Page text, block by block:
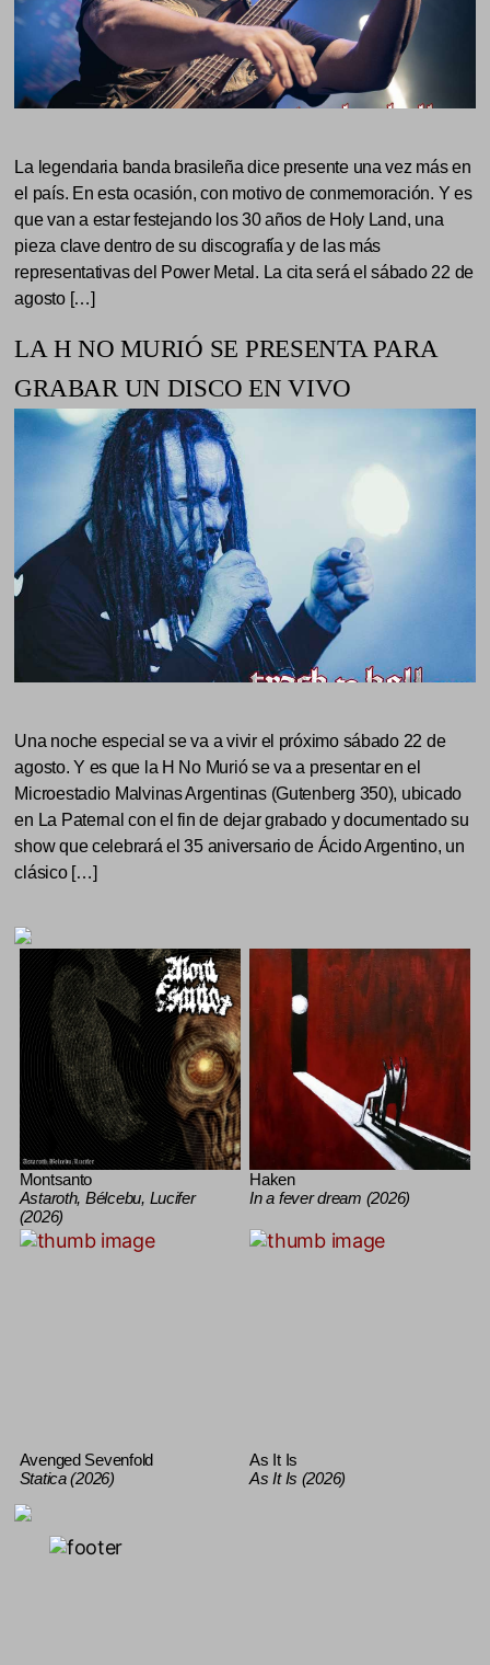
La legendaria banda brasileña dice presente una vez más en
el país. En esta ocasión, con motivo de conmemoración. Y es
que van a estar festejando los 30 años de Holy Land, una
pieza clave dentro de su discografía y de las más
representativas del Power Metal. La cita será el sábado 22 de
agosto […]
LA H NO MURIÓ SE PRESENTA PARA
GRABAR UN DISCO EN VIVO
Una noche especial se va a vivir el próximo sábado 22 de
agosto. Y es que la H No Murió se va a presentar en el
Microestadio Malvinas Argentinas (Gutenberg 350), ubicado
en La Paternal con el fin de dejar grabado y documentado su
show que celebrará el 35 aniversario de Ácido Argentino, un
clásico […]
Montsanto
Astaroth, Bélcebu, Lucifer
(2026)
Haken
In a fever dream (2026)
Avenged Sevenfold
Statica (2026)
As It Is
As It Is (2026)